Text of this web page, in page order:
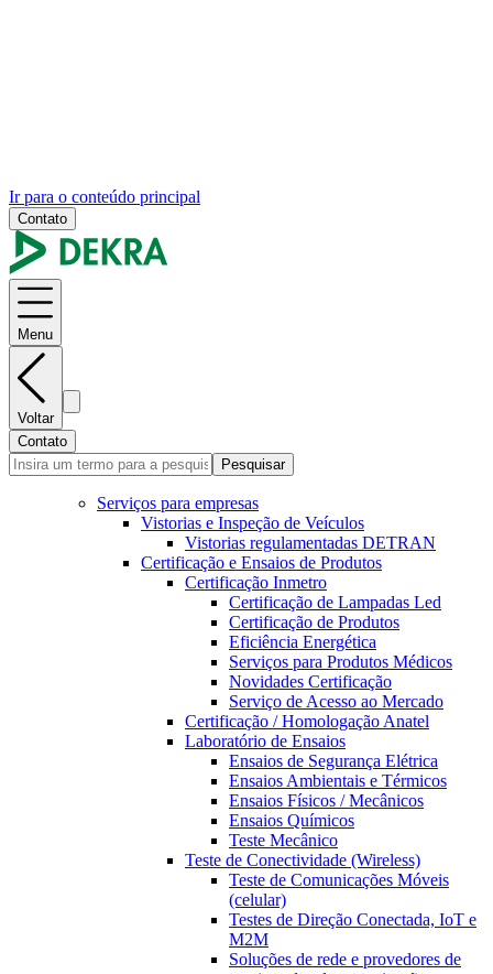
Ir para o conteúdo principal
Contato
Menu
Voltar
Contato
Pesquisar
Serviços para empresas
Vistorias e Inspeção de Veículos
Vistorias regulamentadas DETRAN
Certificação e Ensaios de Produtos
Certificação Inmetro
Certificação de Lampadas Led
Certificação de Produtos
Eficiência Energética
Serviços para Produtos Médicos
Novidades Certificação
Serviço de Acesso ao Mercado
Certificação / Homologação Anatel
Laboratório de Ensaios
Ensaios de Segurança Elétrica
Ensaios Ambientais e Térmicos
Ensaios Físicos / Mecânicos
Ensaios Químicos
Teste Mecânico
Teste de Conectividade (Wireless)
Teste de Comunicações Móveis
(celular)
Testes de Direção Conectada, IoT e
M2M
Soluções de rede e provedores de